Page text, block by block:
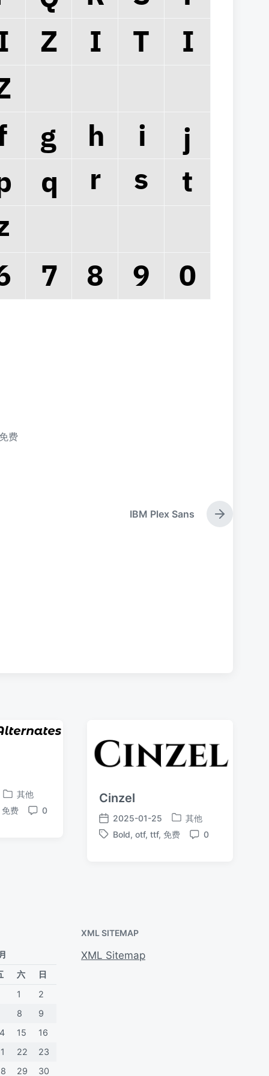
费
下
篇
IBM Plex Sans
发
布
其他
免费
评
0
Cinzel
发
布
2025-01-25
发
布
其他
标
Bold,otf,ttf, 免费
评
0
六
日
1
2
8
9
15
16
22
23
29 30
XML SITEMAP
XML Sitemap